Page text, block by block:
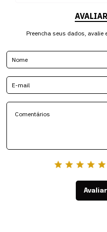
Preencha seus dados, avalie